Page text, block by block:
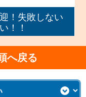
！失敗しない
！！
へ戻る